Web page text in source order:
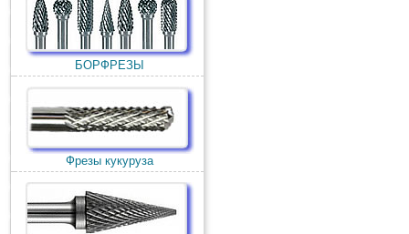
БОРФРЕЗЫ
Фрезы кукуруза